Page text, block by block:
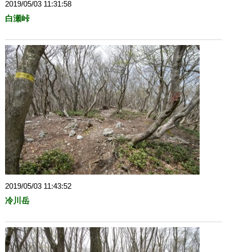
2019/05/03 11:31:58
白瀬峠
2019/05/03 11:43:52
冷川岳